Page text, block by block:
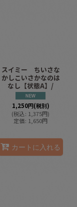
スイミー ちいさな
かしこいさかなのは
なし【状態A】/
1,250円(税別)
(税込: 1,375円)
定価: 1,650円
カートに入れる